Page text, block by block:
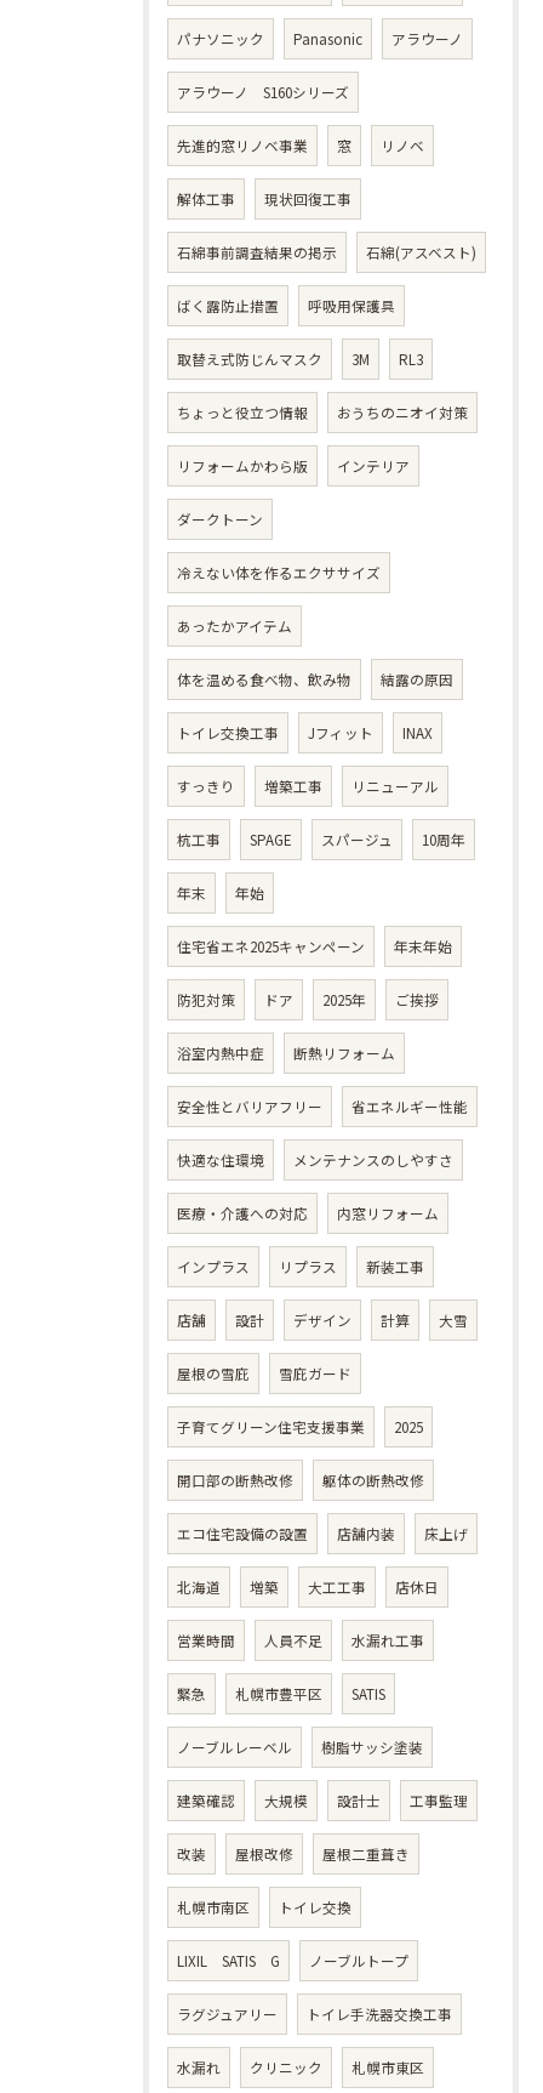
パナソニック Panasonic アラウーノ
アラウーノ S160シリーズ
先進的窓リノベ事業 窓 リノベ
解体工事 現状回復工事
石綿事前調査結果の掲示 石綿(アスベスト)
ばく露防止措置 呼吸用保護具
取替え式防じんマスク 3M RL3
ちょっと役立つ情報 おうちのニオイ対策
リフォームかわら版 インテリア
ダークトーン
冷えない体を作るエクササイズ
あったかアイテム
体を温める食べ物、飲み物 結露の原因
トイレ交換工事 Jフィット INAX
すっきり 増築工事 リニューアル
杭工事 SPAGE スパージュ 10周年
年末 年始
住宅省エネ2025キャンペーン 年末年始
防犯対策 ドア 2025年 ご挨拶
浴室内熱中症 断熱リフォーム
安全性とバリアフリー 省エネルギー性能
快適な住環境 メンテナンスのしやすさ
医療・介護への対応 内窓リフォーム
インプラス リプラス 新装工事
店舗 設計 デザイン 計算 大雪
屋根の雪庇 雪庇ガード
子育てグリーン住宅支援事業 2025
開口部の断熱改修 躯体の断熱改修
エコ住宅設備の設置 店舗内装 床上げ
北海道 増築 大工工事 店休日
営業時間 人員不足 水漏れ工事
緊急 札幌市豊平区 SATIS
ノーブルレーベル 樹脂サッシ塗装
建築確認 大規模 設計士 工事監理
改装 屋根改修 屋根二重葺き
札幌市南区 トイレ交換
LIXIL SATIS G ノーブルトープ
ラグジュアリー トイレ手洗器交換工事
水漏れ クリニック 札幌市東区